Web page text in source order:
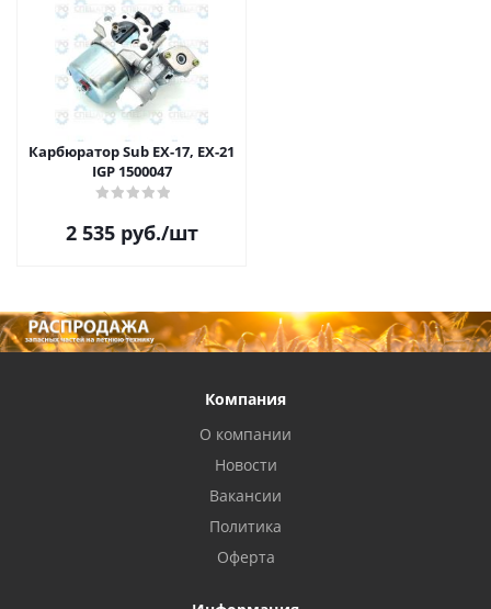
Карбюратор Sub ЕХ-17, EX-21
IGP 1500047
2 535руб./шт
Компания
О компании
Новости
Вакансии
Политика
Оферта